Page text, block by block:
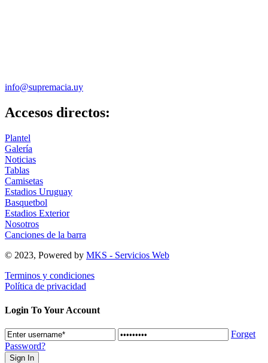
info@supremacia.uy
Accesos directos:
Plantel
Galería
Noticias
Tablas
Camisetas
Estadios Uruguay
Basquetbol
Estadios Exterior
Nosotros
Canciones de la barra
© 2023, Powered by MKS - Servicios Web
Terminos y condiciones
Política de privacidad
Login To Your Account
Forget
Password?